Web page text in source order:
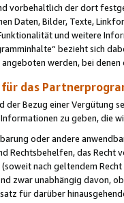
vorbehaltlich der dort
Daten, Bilder, Texte,
und weitere
bezieht sich
werden, bei
für das
der Bezug einer Vergütung
zu geben, die
oder andere
Rechtsbehelfen, das
nach geltendem
zwar unabhängig davon,
für darüber